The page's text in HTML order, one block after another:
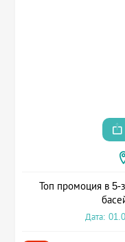
Топ промоция в 5-
Дата: